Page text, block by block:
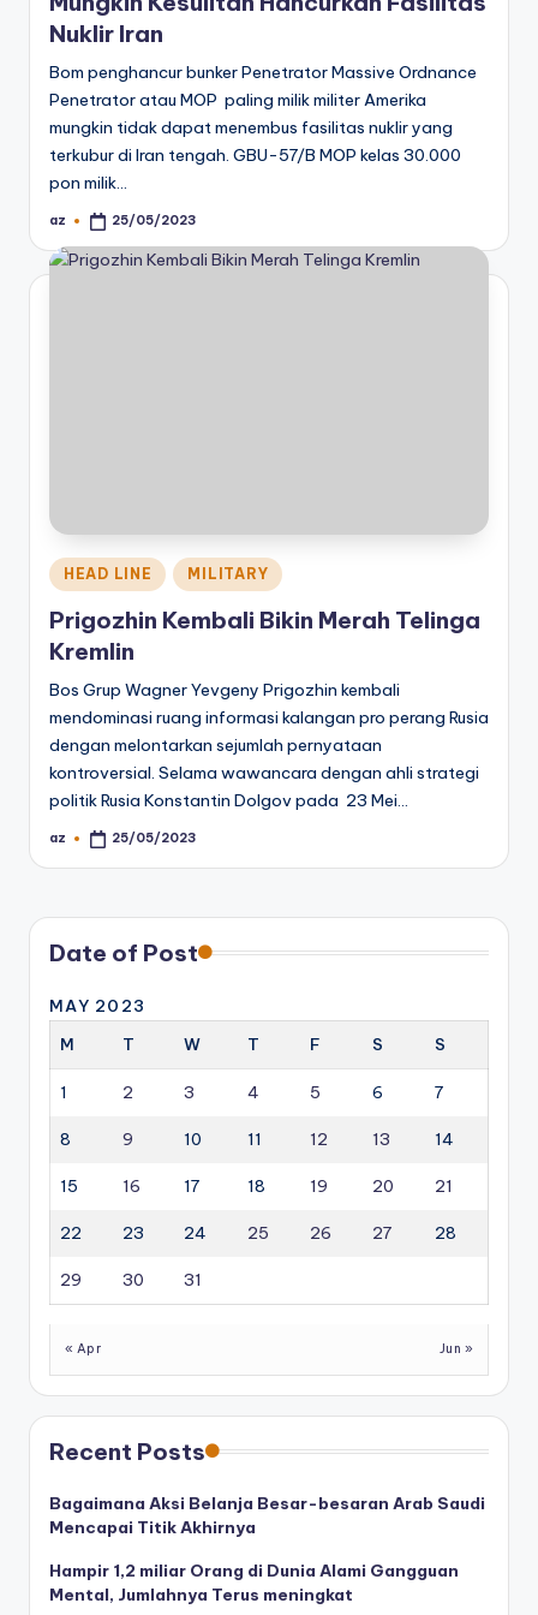
Nuklir Iran
Bom penghancur bunker Penetrator Massive Ordnance
Penetrator atau MOP paling milik militer Amerika
mungkin tidak dapat menembus fasilitas nuklir yang
terkubur di Iran tengah. GBU-57/B MOP kelas 30.000
pon milik…
Posted
az 25/05/2023
Posted
in
HEAD LINE MILITARY
Prigozhin Kembali Bikin Merah Telinga
Kremlin
Bos Grup Wagner Yevgeny Prigozhin kembali
mendominasi ruang informasi kalangan pro perang Rusia
dengan melontarkan sejumlah pernyataan
kontroversial. Selama wawancara dengan ahli strategi
politik Rusia Konstantin Dolgov pada 23 Mei…
Posted
az 25/05/2023
Date of Post
MAY 2023
M
T W T F S S
1 2 3 4 5 6 7
8 9 10 11 12 13 14
15 16 17 18 19 20 21
22 23 24 25 26 27 28
29 30 31
« Apr Jun »
Recent Posts
Bagaimana Aksi Belanja Besar-besaran Arab Saudi
Mencapai Titik Akhirnya
Hampir 1,2 miliar Orang di Dunia Alami Gangguan
Mental, Jumlahnya Terus meningkat